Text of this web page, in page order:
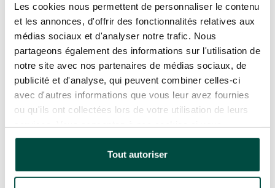
Les cookies nous permettent de personnaliser le contenu
et les annonces, d'offrir des fonctionnalités relatives aux
médias sociaux et d'analyser notre trafic. Nous
partageons également des informations sur l'utilisation de
notre site avec nos partenaires de médias sociaux, de
publicité et d'analyse, qui peuvent combiner celles-ci
avec d'autres informations que vous leur avez fournies
ou qu'ils ont collectées lors de votre utilisation de leurs
continuez à utiliser notre site Web.
Tout autoriser
mettre en place.
Je retiens aussi la qualité humaine et
relationnelle de tous les interlocuteurs. Un
grand projet, cʼest dʼabord une question de
personnes, de partenaires et dʼintervenants,
dʼéchanges. Le contexte idéal, en tant
quʼarchitecte, est de sʼinscrire dans un
environnement dʼécoute et de partage, avec
personnalités, une synergie de motivations et
dʼexpertises. La nature dʼun projet est dʼautant